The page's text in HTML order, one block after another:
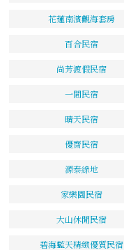
花蓮南濱觀海套房
百合民宿
尚芳渡假民宿
一間民宿
晴天民宿
優齋民宿
源泰綠地
家樂園民宿
大山休閒民宿
碧海藍天精緻優質民宿